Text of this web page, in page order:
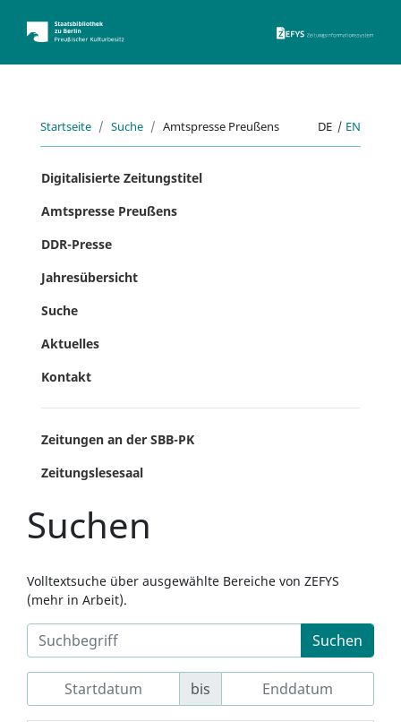
Startseite Suche Amtspresse Preußens DE | EN
Digitalisierte Zeitungstitel
Amtspresse Preußens
DDR-Presse
Jahresübersicht
Suche
Aktuelles
Kontakt
Zeitungen an der SBB-PK
Zeitungslesesaal
Suchen
Volltextsuche über ausgewählte Bereiche von ZEFYS
(mehr in Arbeit).
Suchen
bis